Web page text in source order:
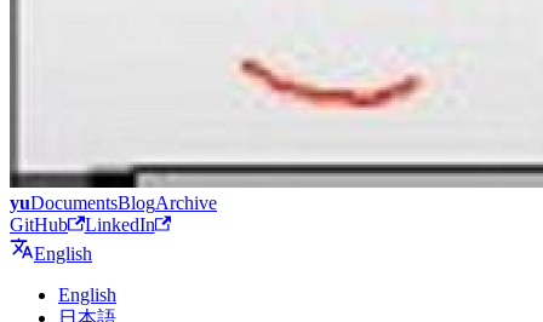
yuDocumentsBlogArchive
GitHub
LinkedIn
English
English
日本語